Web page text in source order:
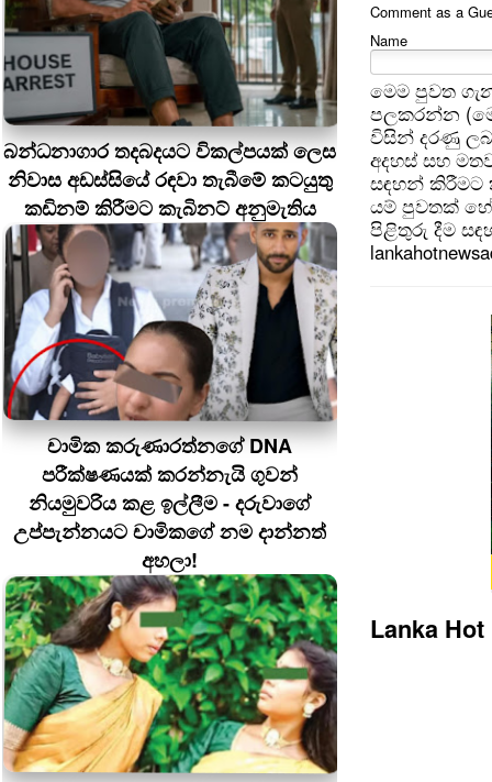
බන්ධනාගාර තදබදයට විකල්පයක් ලෙස
නිවාස අඩස්සියේ රඳවා තැබීමේ කටයුතු
කඩිනම් කිරීමට කැබිනට් අනුමැතිය
චාමික කරුණාරත්නගේ DNA
පරීක්ෂණයක් කරන්නැයි ගුවන්
නියමුවරිය කළ ඉල්ලීම - දරුවාගේ
උප්පැන්නයට චාමිකගේ නම දාන්නත්
අහලා!
Comment as a
Name
මෙම පුවත
පලකරන්න
විසින් දරණු
අදහස් සහ
සඳහන් කිරීමට
යම් පුවතක්
පිළිතුරු දීම
Lanka